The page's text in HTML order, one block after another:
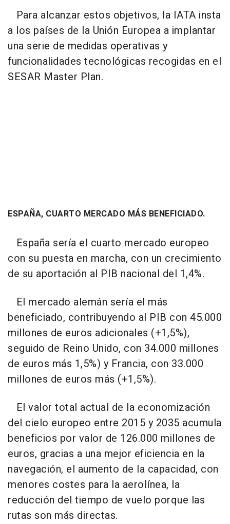
Para alcanzar estos objetivos, la IATA insta
a los países de la Unión Europea a implantar
una serie de medidas operativas y
funcionalidades tecnológicas recogidas en el
SESAR Master Plan.
ESPAÑA, CUARTO MERCADO MÁS BENEFICIADO.
España sería el cuarto mercado europeo
con su puesta en marcha, con un crecimiento
de su aportación al PIB nacional del 1,4%.
El mercado alemán sería el más
beneficiado, contribuyendo al PIB con 45.000
millones de euros adicionales (+1,5%),
seguido de Reino Unido, con 34.000 millones
de euros más 1,5%) y Francia, con 33.000
millones de euros más (+1,5%).
El valor total actual de la economización
del cielo europeo entre 2015 y 2035 acumula
beneficios por valor de 126.000 millones de
euros, gracias a una mejor eficiencia en la
navegación, el aumento de la capacidad, con
menores costes para la aerolínea, la
reducción del tiempo de vuelo porque las
rutas son más directas.